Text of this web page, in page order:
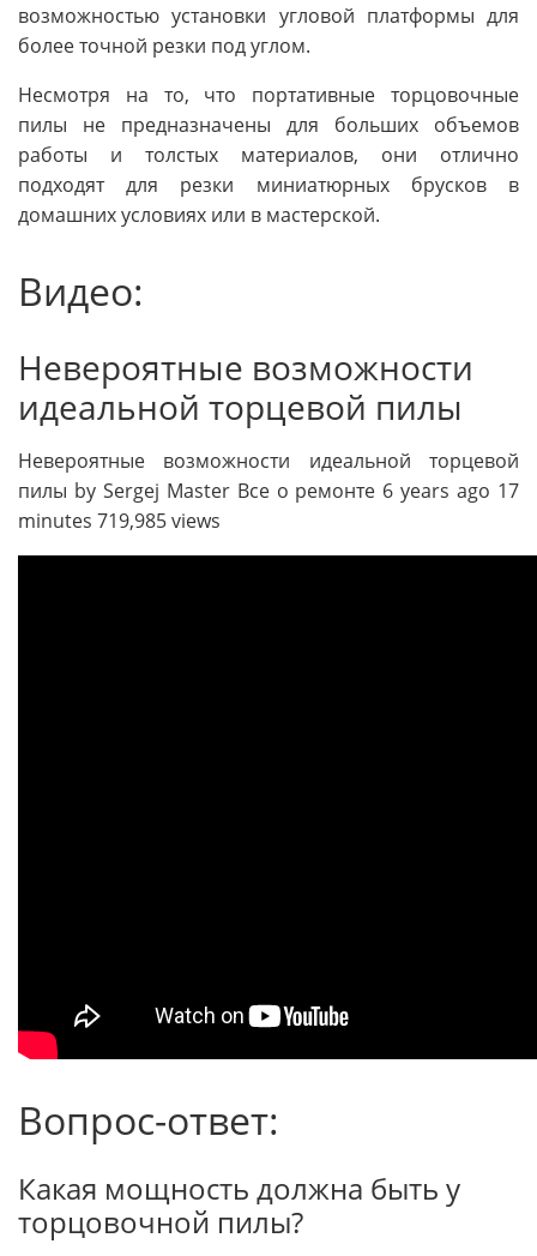
возможностью установки угловой платформы для
более точной резки под углом.
Несмотря на то, что портативные торцовочные
пилы не предназначены для больших объемов
работы и толстых материалов, они отлично
подходят для резки миниатюрных брусков в
домашних условиях или в мастерской.
Видео:
Невероятные возможности
идеальной торцевой пилы
Невероятные возможности идеальной торцевой
пилы by Sergej Master Все о ремонте 6 years ago 17
minutes 719,985 views
Вопрос-ответ:
Какая мощность должна быть у
торцовочной пилы?